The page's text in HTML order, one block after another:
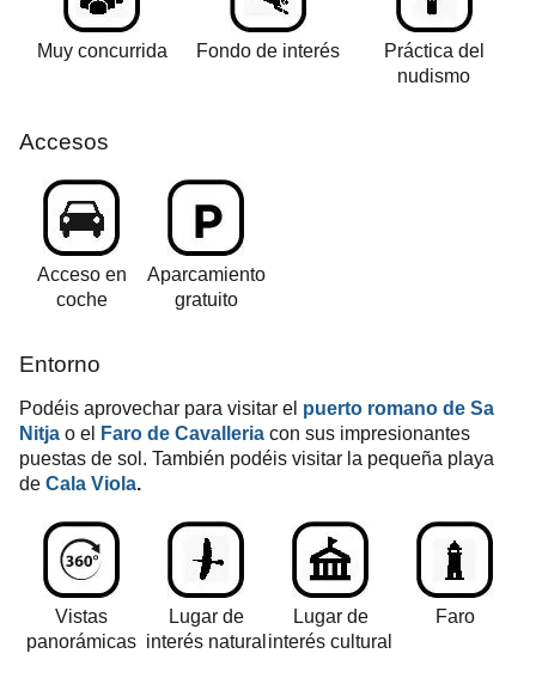
Muy concurrida Fondo de interés
Práctica del
nudismo
Accesos
Acceso en
coche
Aparcamiento
gratuito
Entorno
Podéis aprovechar para visitar el puerto romano de Sa
Nitja o el Faro de Cavalleria con sus impresionantes
puestas de sol. También podéis visitar la pequeña playa
de Cala Viola.
Vistas
panorámicas
Lugar de
interés natural
Lugar de
interés cultural
Faro